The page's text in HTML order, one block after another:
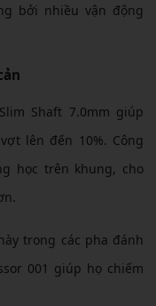
bởi nhiều vận động
Shaft 7.0mm giúp
lên đến 10%. Công
học trên khung, cho
trong các pha đánh
001 giúp họ chiếm